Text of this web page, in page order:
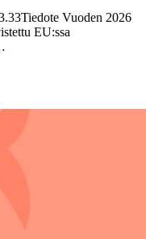
Vuoden 2026
EU:ssa